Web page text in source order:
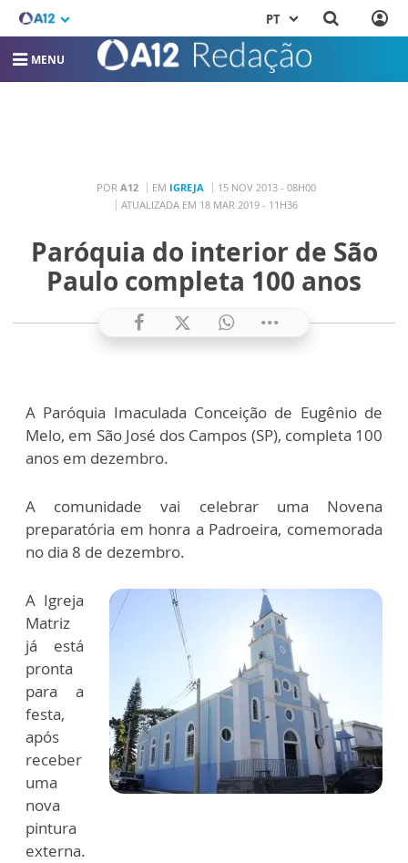
PT
MENU
POR A12 EM IGREJA
15 NOV 2013 - 08H00
ATUALIZADA EM 18 MAR 2019 - 11H36
Paróquia do interior de São
Paulo completa 100 anos
A Paróquia Imaculada Conceição de Eugênio de
Melo, em São José dos Campos (SP), completa 100
anos em dezembro.
A comunidade vai celebrar uma Novena
preparatória em honra a Padroeira, comemorada
no dia 8 de dezembro.
A Igreja
Matriz
já está
pronta
para a
festa,
após
receber
uma
nova
pintura
externa.